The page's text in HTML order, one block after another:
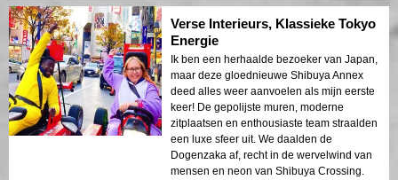
Als je verlangt naar een snelle Tokyo-
sampler met een frisse twist, is dit een
topkeuze!
Verse Interieurs, Klassieke Tokyo
Energie
Ik ben een herhaalde bezoeker van Japan,
maar deze gloednieuwe Shibuya Annex
deed alles weer aanvoelen als mijn eerste
keer! De gepolijste muren, moderne
zitplaatsen en enthousiaste team straalden
een luxe sfeer uit. We daalden de
Dogenzaka af, recht in de wervelwind van
mensen en neon van Shibuya Crossing.